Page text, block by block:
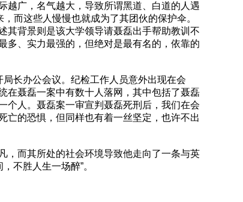
越广，名气越大，导致所谓黑道、白道的人遇
而这些人慢慢也就成为了其团伙的保护伞。
其背景则是该大学领导请聂磊出手帮助教训不
多、实力最强的，但绝对是最有名的，依靠的
长办公会议。纪检工作人员意外出现在会
在聂磊一案中有数十人落网，其中包括了聂磊
个人。聂磊案一审宣判聂磊死刑后，我们在会
亡的恐惧，但同样也有着一丝坚定，也许不出
，而其所处的社会环境导致他走向了一条与英
不胜人生一场醉”。